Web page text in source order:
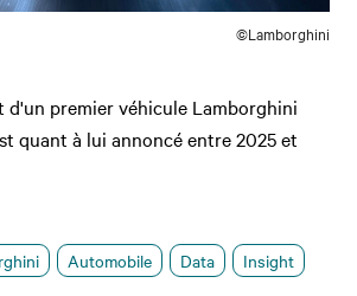
©Lamborghini
d'un premier véhicule Lamborghini
quant à lui annoncé entre 2025 et
Automobile Data Insight